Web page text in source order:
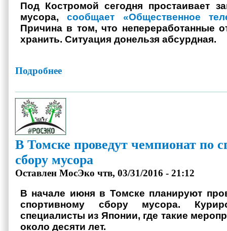
Под Костромой сегодня простаивает
мусора,сообщает «Общественное
Причина в том, что непереработанные
хранить. Ситуация донельзя абсурдная.
Подробнее
В Томске проведут чемпионат по
сбору мусора
Оставлен МосЭко чтв, 03/31/2016 - 21:12
В начале июня в Томске планируют
спортивному сбору мусора.
специалисты из Японии, где такие
около десяти лет.